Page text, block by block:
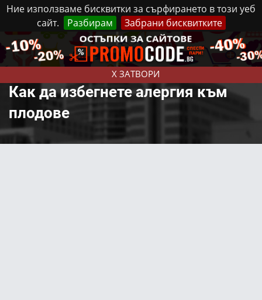
Ние използваме бисквитки за сърфирането в този уеб
сайт.
Разбирам Забрани бисквитките
X ЗАТВОРИ
Неделя, 9 Август, 2026 Реклама Контакти
Как да избегнете алергия към
плодове